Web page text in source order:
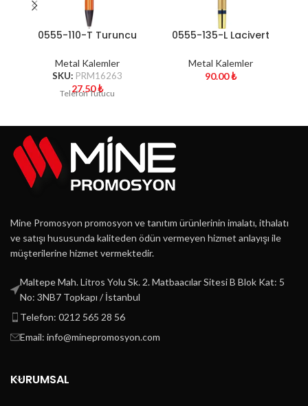
0555-110-T Turuncu
Metal Kalemler
SKU: PRM16263
27.50₺
Telefon Tutucu
0555-135-L Lacivert
Metal Kalemler
90.00₺
Mine Promosyon promosyon ve tanıtım ürünlerinin imalatı, ithalatı
ve satışı hususunda kaliteden ödün vermeyen hizmet anlayışı ile
müşterilerine hizmet vermektedir.
Maltepe Mah. Litros Yolu Sk. 2. Matbaacılar Sitesi B Blok Kat: 5
No: 3NB7 Topkapı / İstanbul
Telefon: 0212 565 28 56
Email: info@minepromosyon.com
KURUMSAL